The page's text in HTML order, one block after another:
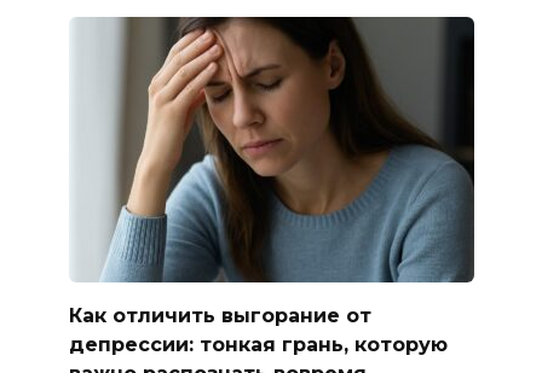
Как отличить выгорание от
депрессии: тонкая грань, которую